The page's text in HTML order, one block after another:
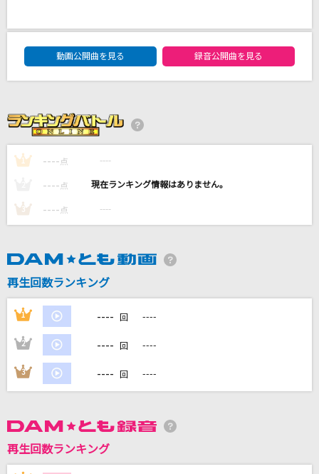
アロハ・エ・コモ・マイ～リロ アンド スティッ
チ ザ・シリーズ
僕らの音
無礼者たちへ(From『ウィッシュ』/日本語版)
クロノスタシス
BUMP OF CHICKEN
DAMの新曲・ランキングなど
カラオケ最新情報をチェック！
DAM★ともボーカルエントリーランキング
動画公開曲を見る
録音公開曲を見る
1 ---- 点 ----
---- 点 ----
3 ---- 点 ----
再生回数ランキング
1 ---- 回 ----
2 ---- 回 ----
3 ---- 回 ----
再生回数ランキング